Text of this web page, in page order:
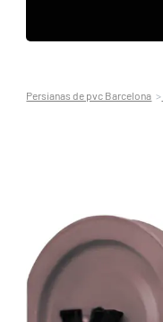
Persianas de pvc Barcelona